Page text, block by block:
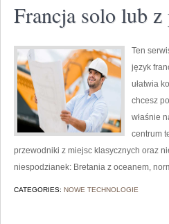
Francja solo lub z
Ten
język
ułatwia
chcesz
właśnie
centrum
przewodniki z miejsc klasycznych oraz
niespodzianek: Bretania z oceanem,
CATEGORIES: NOWE TECHNOLOGIE